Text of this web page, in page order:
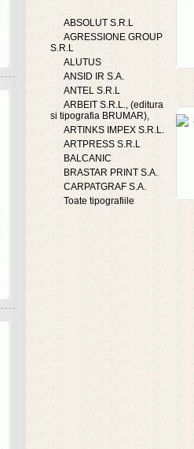
ABSOLUT S.R.L
AGRESSIONE GROUP
S.R.L
ALUTUS
ANSID IR S.A.
ANTEL S.R.L
ARBEIT S.R.L., (editura
si tipografia BRUMAR),
ARTINKS IMPEX S.R.L.
ARTPRESS S.R.L
BALCANIC
BRASTAR PRINT S.A.
CARPATGRAF S.A.
Toate tipografiile